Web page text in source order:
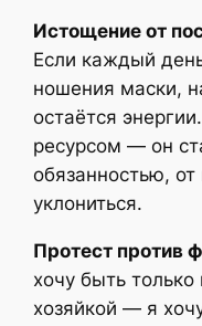
Истощение от
Если каждый
ношения маски,
остаётся
ресурсом — он
обязанностью, от
уклониться.
Протест против
хочу быть
хозяйкой — я